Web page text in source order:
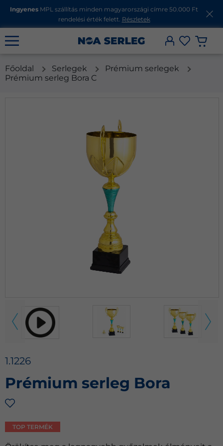
Ingyenes MPL szállítás minden magyarországi címre 50.000 Ft
rendelési érték felett. Részletek
Főoldal Serlegek
Prémium serlegek
Prémium serleg Bora C
1.1226
Prémium serleg Bora
TOP TERMÉK